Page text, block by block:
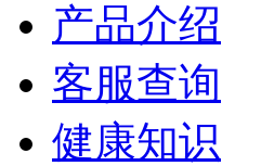
产品介绍
客服查询
健康知识